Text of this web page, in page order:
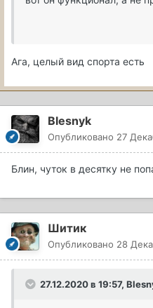
Ага, целый вид спорта есть
Blesnyk
Опубликовано 27
Блин, чуток в десятку не
Шитик
Опубликовано 28
27.12.2020 в 19:57,